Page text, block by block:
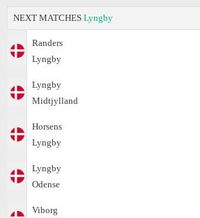
NEXT MATCHES Lyngby
Randers
Lyngby
Lyngby
Midtjylland
Horsens
Lyngby
Lyngby
Odense
Viborg